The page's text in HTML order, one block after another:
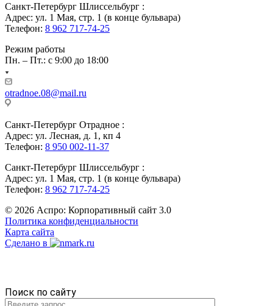
Санкт-Петербург Шлиссельбург :
Адрес: ул. 1 Мая, стр. 1 (в конце бульвара)
Телефон: 8 962 717-74-25
Режим работы
Пн. – Пт.: с 9:00 до 18:00
otradnoe.08@mail.ru
Санкт-Петербург Отрадное :
Адрес: ул. Лесная, д. 1, кп 4
Телефон: 8 950 002-11-37
Санкт-Петербург Шлиссельбург :
Адрес: ул. 1 Мая, стр. 1 (в конце бульвара)
Телефон: 8 962 717-74-25
© 2026 Аспро: Корпоративный сайт 3.0
Политика конфиденциальности
Карта сайта
Сделано в
Поиск по сайту